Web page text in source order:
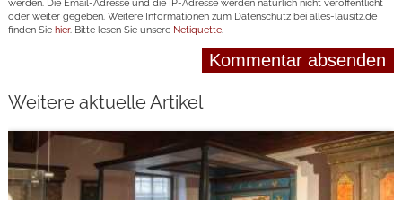
werden. Die Email-Adresse und die IP-Adresse werden natürlich nicht veröffentlicht
oder weiter gegeben. Weitere Informationen zum Datenschutz bei alles-lausitz.de
finden Sie hier. Bitte lesen Sie unsere Netiquette.
Weitere aktuelle Artikel
weiterlesen